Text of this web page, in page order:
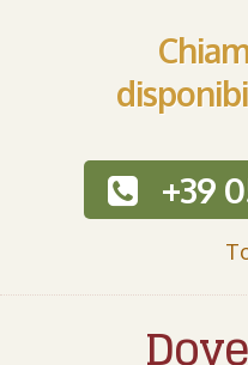
+39